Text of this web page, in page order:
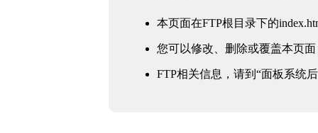
本页面在FTP根目录下的
您可以修改、删除或覆盖本页面
FTP相关信息，请到“面板系统